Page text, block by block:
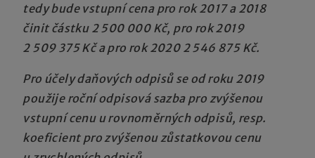
tedy bude vstupní cena pro rok 2017 a 2018
činit částku 2 500 000 Kč, pro rok 2019
2 509 375 Kč a pro rok 2020 2 546 875 Kč.
Pro účely daňových odpisů se od roku 2019
použije roční odpisová sazba pro zvýšenou
vstupní cenu u rovnoměrných odpisů, resp.
koeficient pro zvýšenou zůstatkovou cenu